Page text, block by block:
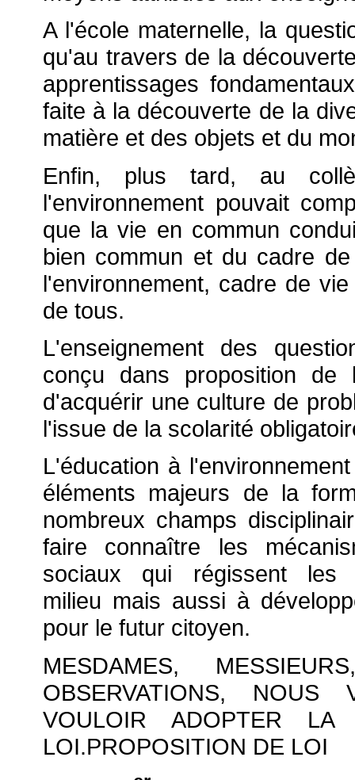
A l'école maternelle, la
qu'au travers de la
apprentissages
faite à la découverte de la
matière et des objets et du
Enfin, plus tard, au
l'environnement pouvait
que la vie en commun
bien commun et du cadre
l'environnement, cadre de
de tous.
L'enseignement des
conçu dans proposition
d'acquérir une culture de
l'issue de la scolarité
L'éducation à
éléments majeurs de la
nombreux champs
faire connaître les
sociaux qui régissent
milieu mais aussi à
pour le futur citoyen.
MESDAMES,
OBSERVATIONS,
VOULOIR ADOPTER LA
LOI.PROPOSITION DE LOI